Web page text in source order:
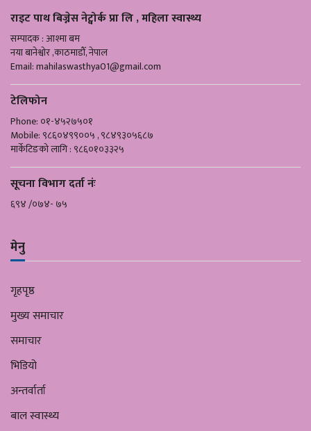
राइट पाथ बिज्नेस नेट्वोर्क प्रा लि , महिला स्वास्थ्य
सम्पादक : आश्मा बम
नया बानेश्वोर ,काठमाडौँ, नेपाल
Email:mahilaswasthya01@gmail.com
टेलिफोन
Phone: ०१-४५२७५०१
Mobile: ९८६०४९९००५ , ९८४९३०५६८७
मार्केटिङको लागि : ९८६०१०३३२५
सूचना विभाग दर्ता नंः
६९४ /०७४- ७५
मेनु
गृहपृष्ठ
मुख्य समाचार
समाचार
भिडियो
अन्तर्वार्ता
बाल स्वास्थ्य